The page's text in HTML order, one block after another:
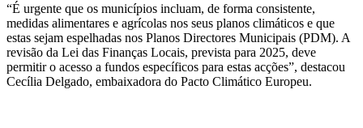
“É urgente que os municípios incluam, de forma consistente,
medidas alimentares e agrícolas nos seus planos climáticos e que
estas sejam espelhadas nos Planos Directores Municipais (PDM). A
revisão da Lei das Finanças Locais, prevista para 2025, deve
permitir o acesso a fundos específicos para estas acções”, destacou
Cecília Delgado, embaixadora do Pacto Climático Europeu.